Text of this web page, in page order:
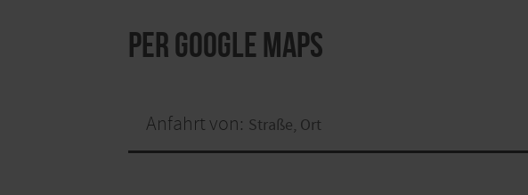
per Google Maps
Anfahrt von: